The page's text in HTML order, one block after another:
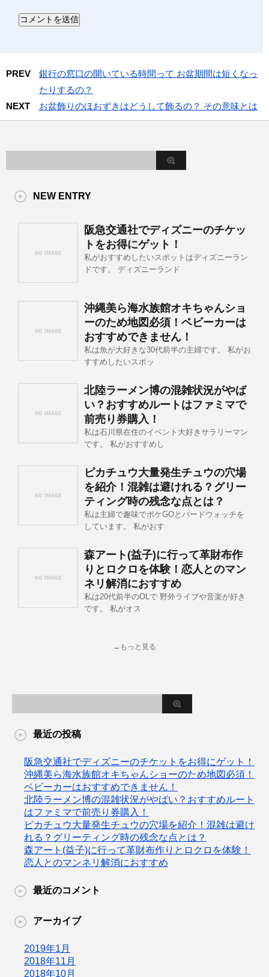
PREV
銀行の窓口の開いている時間って お盆期間は短くなっ
たりするの？
NEXT
お盆飾りのほおずきはどうして飾るの？ その意味とは
NEW ENTRY
阪急交通社でディズニーのチケッ
トをお得にゲット！
私がおすすめしたいスポットはディズニーラン
ドです。 ディズニーランド
沖縄美ら海水族館オキちゃんショ
ーのため地図必須！ベビーカーは
おすすめできません！
私は魚が大好きな30代前半の主婦です。 私がお
すすめしたいスポッ
北陸ラーメン博の混雑状況がやば
い？おすすめルートはファミマで
前売り券購入！
私は石川県在住のイベント大好きサラリーマン
です。 私がおすすめし
ピカチュウ大量発生チュウの穴場
を紹介！混雑は避けれる？グリー
ティング時の残念な点とは？
私は主婦で趣味でポケGOとバードウォッチを
しています。 私がおす
森アート(益子)に行って革財布作
りとロクロを体験！恋人とのマン
ネリ解消におすすめ
私は20代前半のOLで 野外ライブや音楽が好き
です。 私がオス
→もっと見る
最近の投稿
阪急交通社でディズニーのチケットをお得にゲット！
沖縄美ら海水族館オキちゃんショーのため地図必須！
ベビーカーはおすすめできません！
北陸ラーメン博の混雑状況がやばい？おすすめルート
はファミマで前売り券購入！
ピカチュウ大量発生チュウの穴場を紹介！混雑は避け
れる？グリーティング時の残念な点とは？
森アート(益子)に行って革財布作りとロクロを体験！
恋人とのマンネリ解消におすすめ
最近のコメント
アーカイブ
2019年1月
2018年11月
2018年10月